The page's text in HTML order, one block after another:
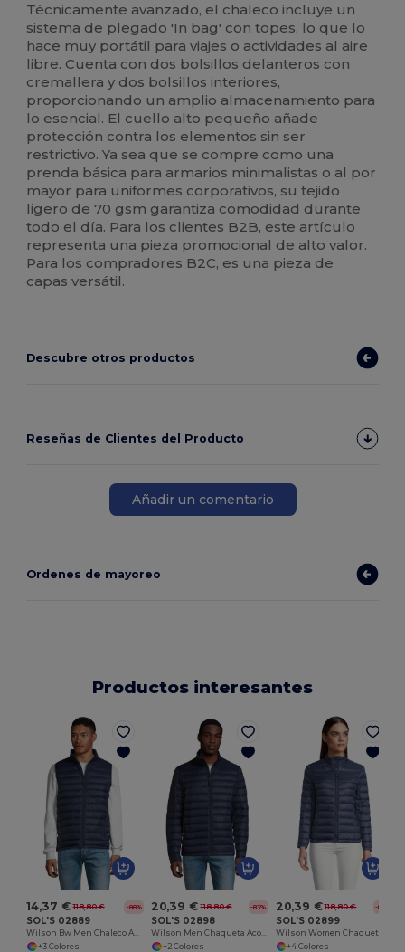
Técnicamente avanzado, el chaleco incluye un
sistema de plegado 'In bag' con topes, lo que lo
hace muy portátil para viajes o actividades al aire
libre. Cuenta con dos bolsillos delanteros con
cremallera y dos bolsillos interiores,
proporcionando un amplio almacenamiento para
lo esencial. El cuello alto pequeño añade
protección contra los elementos sin ser
restrictivo. Ya sea que se compre como una
prenda básica para armarios minimalistas o al por
mayor para uniformes corporativos, su tejido
ligero de 70 gsm garantiza comodidad durante
todo el día. Para los clientes B2B, este artículo
representa una pieza promocional de alto valor.
Para los compradores B2C, es una pieza de
capas versátil.
Descubre otros productos
Reseñas de Clientes del Producto
Añadir un comentario
Ordenes de mayoreo
Productos interesantes
14,37 € 118,80 € -88%
SOL'S 02889
Wilson Bw Men Chaleco Acolchado Ligero De Hombre
+3 Colores
20,39 € 118,80 € -83%
SOL'S 02898
Wilson Men Chaqueta Acolchada Ligera De Hombre
+2 Colores
20,39 € 118,80 € -83%
SOL'S 02899
+4 Colores